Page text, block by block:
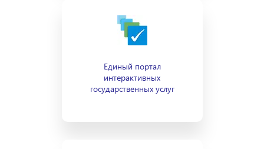
Единый портал
интерактивных
государственных услуг